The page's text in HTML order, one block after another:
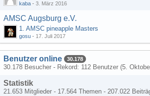
kaba - 3. März 2016
AMSC Augsburg e.V.
1. AMSC pineapple Masters
gosu - 17. Juli 2017
Benutzer online 30.178
30.178 Besucher - Rekord: 112 Benutzer (5.
Statistik
21.653 Mitglieder - 17.564 Themen - 207.022